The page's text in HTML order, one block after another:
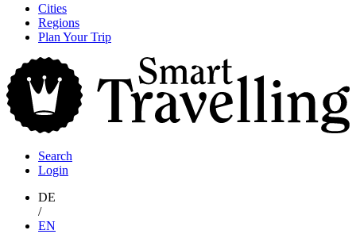
Skip
content
Cities
Regions
Plan Your Trip
Search
Login
DE
/
EN